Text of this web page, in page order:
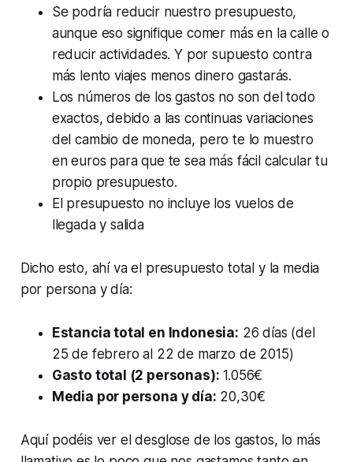
Se podría reducir nuestro presupuesto,
aunque eso signifique comer más en la calle o
reducir actividades. Y por supuesto contra
más lento viajes menos dinero gastarás.
Los números de los gastos no son del todo
exactos, debido a las continuas variaciones
del cambio de moneda, pero te lo muestro
en euros para que te sea más fácil calcular tu
propio presupuesto.
El presupuesto no incluye los vuelos de
llegada y salida
Dicho esto, ahí va el presupuesto total y la media
por persona y día:
Estancia total en Indonesia: 26 días (del
25 de febrero al 22 de marzo de 2015)
Gasto total (2 personas): 1.056€
Media por persona y día: 20,30€
Aquí podéis ver el desglose de los gastos, lo más